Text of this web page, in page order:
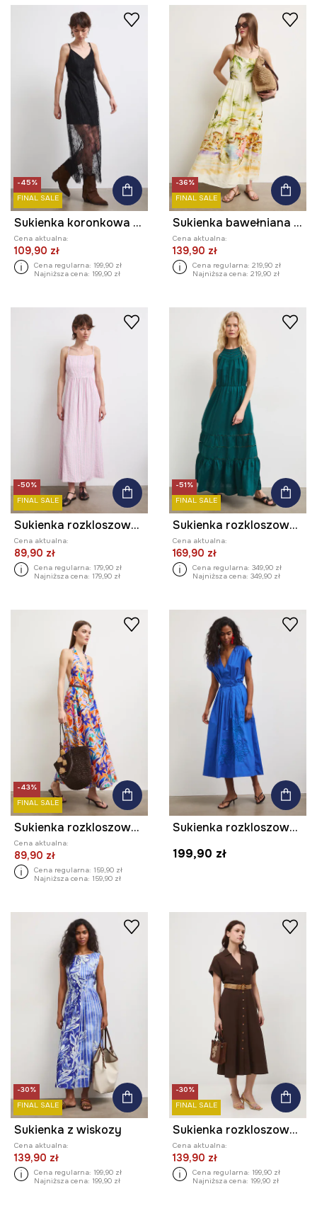
-45%
FINAL SALE
Sukienka koronkowa w kwiaty
Cena aktualna:
109,90 zł
Cena regularna: 199,90 zł
Najniższa cena: 199,90 zł
-36%
FINAL SALE
Sukienka bawełniana z motywem roślinnym
Cena aktualna:
139,90 zł
Cena regularna: 219,90 zł
Najniższa cena: 219,90 zł
-50%
FINAL SALE
Sukienka rozkloszowana z wiskozą w paski
Cena aktualna:
89,90 zł
Cena regularna: 179,90 zł
Najniższa cena: 179,90 zł
-51%
FINAL SALE
Sukienka rozkloszowana z lnem
Cena aktualna:
169,90 zł
Cena regularna: 349,90 zł
Najniższa cena: 349,90 zł
-43%
FINAL SALE
Sukienka rozkloszowana z wiskozą
Cena aktualna:
89,90 zł
Cena regularna: 159,90 zł
Najniższa cena: 159,90 zł
Sukienka rozkloszowana bawełniana
199,90 zł
-30%
FINAL SALE
Sukienka z wiskozy
Cena aktualna:
139,90 zł
Cena regularna: 199,90 zł
Najniższa cena: 199,90 zł
-30%
FINAL SALE
Sukienka rozkloszowana z lnem
Cena aktualna:
139,90 zł
Cena regularna: 199,90 zł
Najniższa cena: 199,90 zł